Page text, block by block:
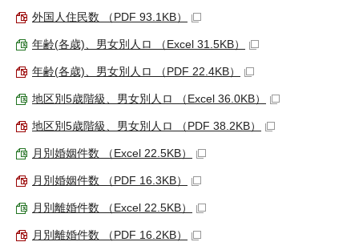
外国人住民数 （PDF 93.1KB）
年齢(各歳)、男女別人ロ （Excel 31.5KB）
年齢(各歳)、男女別人ロ （PDF 22.4KB）
地区別5歳階級、男女別人ロ （Excel 36.0KB）
地区別5歳階級、男女別人ロ （PDF 38.2KB）
月別婚姻件数 （Excel 22.5KB）
月別婚姻件数 （PDF 16.3KB）
月別離婚件数 （Excel 22.5KB）
月別離婚件数 （PDF 16.2KB）